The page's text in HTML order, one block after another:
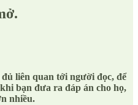
liên quan tới người đọc, để
bạn đưa ra đáp án cho họ,
nhiều.